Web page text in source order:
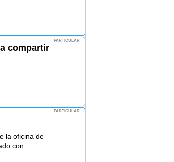
PARTICULAR
compartir
PARTICULAR
la oficina de
con